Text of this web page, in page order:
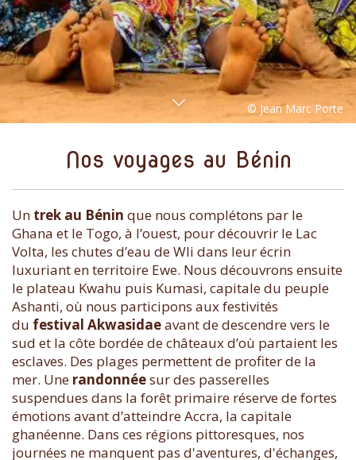
Nos voyages au Bénin
Un trek au Bénin que nous complétons par le
Ghana et le Togo, à l’ouest, pour découvrir le Lac
Volta, les chutes d’eau de Wli dans leur écrin
luxuriant en territoire Ewe. Nous découvrons ensuite
le plateau Kwahu puis Kumasi, capitale du peuple
Ashanti, où nous participons aux festivités
du festival Akwasidaeavant de descendre vers le
sud et la côte bordée de châteaux d’où partaient les
esclaves. Des plages permettent de profiter de la
mer. Une randonnéesur des passerelles
suspendues dans la forêt primaire réserve de fortes
émotions avant d’atteindre Accra, la capitale
ghanéenne. Dans ces régions pittoresques, nos
journées ne manquent pas d'aventures, d'échanges,